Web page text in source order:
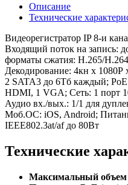
Описание
Технические
Видеорегистратор IP 8-и
Входящий поток на запись:
форматы сжатия: H.265/
Декодирование: 4кн х
2 SATA3 до 6Тб каждый;
HDMI, 1 VGA; Сеть: 1 порт
Аудио вх./вых.: 1/1 для
Моб.ОС: iOS, Android;
IEEE802.3at/af до 80Вт
Технические
Максимальный объем